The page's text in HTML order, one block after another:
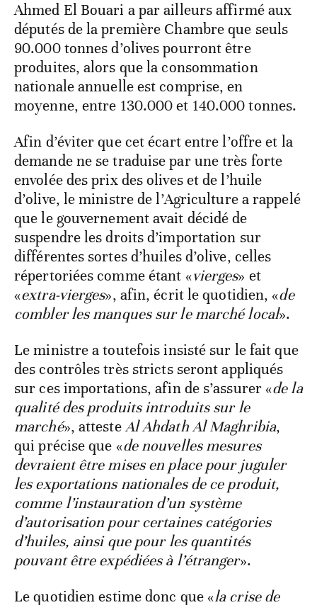
Ahmed El Bouari a par ailleurs affirmé aux
députés de la première Chambre que seuls
90.000 tonnes d’olives pourront être
produites, alors que la consommation
nationale annuelle est comprise, en
moyenne, entre 130.000 et 140.000 tonnes.
Afin d’éviter que cet écart entre l’offre et la
demande ne se traduise par une très forte
envolée des prix des olives et de l’huile
d’olive, le ministre de l’Agriculture a rappelé
que le gouvernement avait décidé de
suspendre les droits d’importation sur
différentes sortes d’huiles d’olive, celles
répertoriées comme étant «vierges» et
«extra-vierges», afin, écrit le quotidien, «de
combler les manques sur le marché local».
Le ministre a toutefois insisté sur le fait que
des contrôles très stricts seront appliqués
sur ces importations, afin de s’assurer «de la
qualité des produits introduits sur le
marché», attesteAl Ahdath Al Maghribia,
qui précise que «de nouvelles mesures
devraient être mises en place pour juguler
les exportations nationales de ce produit,
comme l’instauration d’un système
d’autorisation pour certaines catégories
d’huiles, ainsi que pour les quantités
pouvant être expédiées à l’étranger».
Le quotidien estime donc que «la crise de